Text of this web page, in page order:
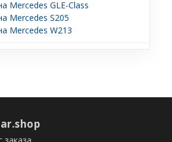
Mercedes GLE-Class
Mercedes S205
Mercedes W213